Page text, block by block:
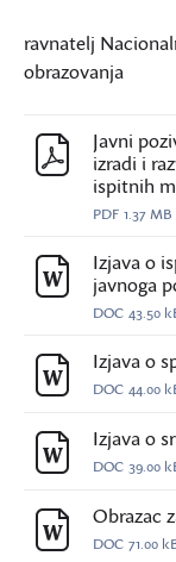
ravnatelj
obrazovanja
Javni
izradi i
ispitnih
PDF 1.37 MB
Izjava o
javnoga
DOC 43.50
Izjava o
DOC 44.00
Izjava o
DOC 39.00
Obrazac
DOC 71.00